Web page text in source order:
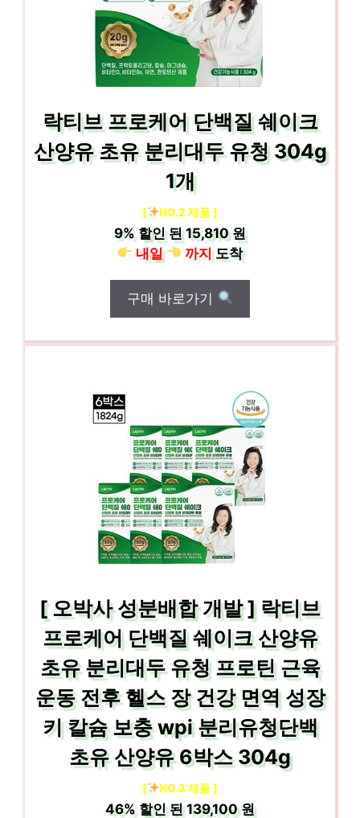
락티브 프로케어 단백질 쉐이크
산양유 초유 분리대두 유청 304g
1개
[ NO.2 제품 ]
9% 할인 된15,810 원
내일
까지도착
구매 바로가기
[ 오박사 성분배합 개발 ] 락티브
프로케어 단백질 쉐이크 산양유
초유 분리대두 유청 프로틴 근육
운동 전후 헬스 장 건강 면역 성장
키 칼슘 보충 wpi 분리유청단백
초유 산양유 6박스 304g
[ NO.3 제품 ]
46% 할인 된139,100 원